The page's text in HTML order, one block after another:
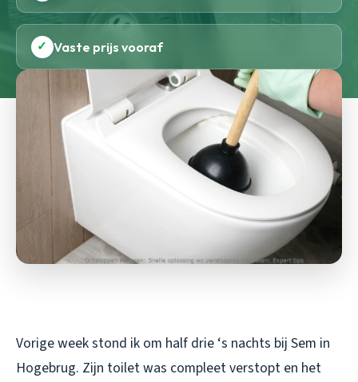
✓ Vaste prijs vooraf
Vorige week stond ik om half drie ‘s nachts bij Sem in
Hogebrug. Zijn toilet was compleet verstopt en het